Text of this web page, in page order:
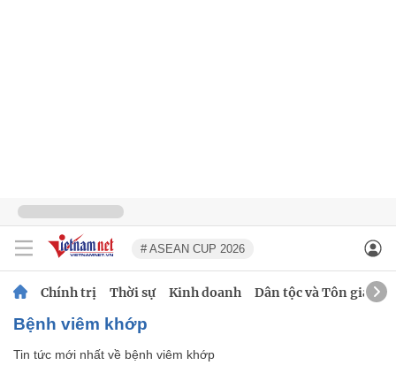
# ASEAN CUP 2026
Chính trị Thời sự Kinh doanh Dân tộc và Tôn giáo
bệnh viêm khớp
Tin tức mới nhất về bệnh viêm khớp